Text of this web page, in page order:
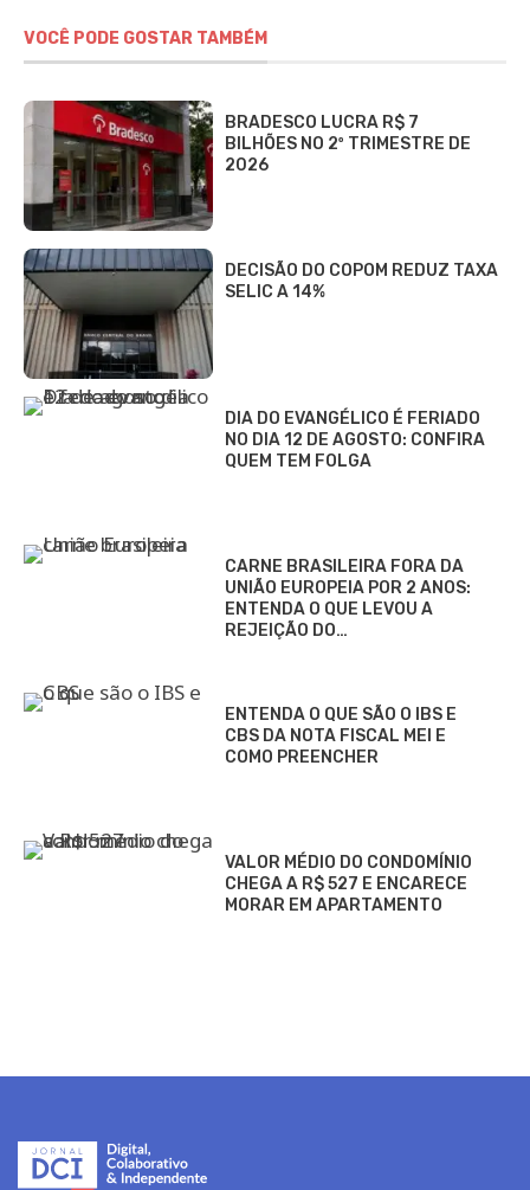
VOCÊ PODE GOSTAR TAMBÉM
BRADESCO LUCRA R$ 7
BILHÕES NO 2º TRIMESTRE DE
2026
DECISÃO DO COPOM REDUZ TAXA
SELIC A 14%
DIA DO EVANGÉLICO É FERIADO
NO DIA 12 DE AGOSTO: CONFIRA
QUEM TEM FOLGA
CARNE BRASILEIRA FORA DA
UNIÃO EUROPEIA POR 2 ANOS:
ENTENDA O QUE LEVOU A
REJEIÇÃO DO…
ENTENDA O QUE SÃO O IBS E
CBS DA NOTA FISCAL MEI E
COMO PREENCHER
VALOR MÉDIO DO CONDOMÍNIO
CHEGA A R$ 527 E ENCARECE
MORAR EM APARTAMENTO